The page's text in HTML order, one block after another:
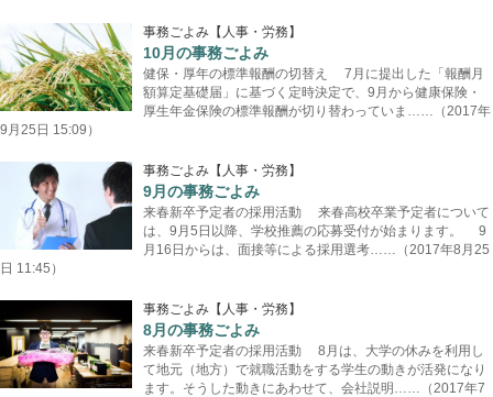
事務ごよみ【人事・労務】
10月の事務ごよみ
健保・厚年の標準報酬の切替え 7月に提出した「報酬月
額算定基礎届」に基づく定時決定で、9月から健康保険・
厚生年金保険の標準報酬が切り替わっていま……（2017年
9月25日 15:09）
事務ごよみ【人事・労務】
9月の事務ごよみ
来春新卒予定者の採用活動 来春高校卒業予定者について
は、9月5日以降、学校推薦の応募受付が始まります。 9
月16日からは、面接等による採用選考……（2017年8月25
日 11:45）
事務ごよみ【人事・労務】
8月の事務ごよみ
来春新卒予定者の採用活動 8月は、大学の休みを利用し
て地元（地方）で就職活動をする学生の動きが活発になり
ます。そうした動きにあわせて、会社説明……（2017年7